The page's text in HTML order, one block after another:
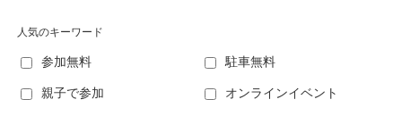
人気のキーワード
参加無料 駐車無料
親子で参加 オンラインイベント